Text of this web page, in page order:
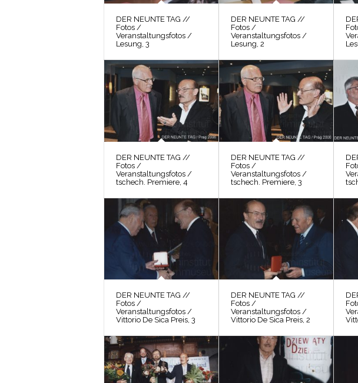
DER NEUNTE TAG //
Fotos /
Veranstaltungsfotos /
Lesung, 3
DER NEUNTE TAG //
Fotos /
Veranstaltungsfotos /
Lesung, 2
DER NEUNTE TAG //
Fotos /
Veranstaltungsfotos /
tschech. Premiere, 4
DER NEUNTE TAG //
Fotos /
Veranstaltungsfotos /
tschech. Premiere, 3
DER NEUNTE TAG //
Fotos /
Veranstaltungsfotos /
Vittorio De Sica Preis, 3
DER NEUNTE TAG //
Fotos /
Veranstaltungsfotos /
Vittorio De Sica Preis, 2